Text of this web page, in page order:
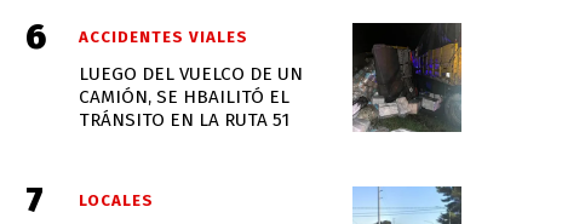
LUEGO DEL VUELCO DE UN
CAMIÓN, SE HBAILITÓ EL
TRÁNSITO EN LA RUTA 51
ACCIDENTES VIALES
LOCALES